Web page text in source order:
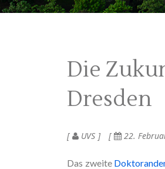
Die
Dresden
UVS 22.
Das zweite